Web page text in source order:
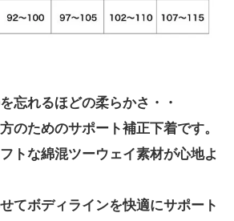
忘れるほどの柔らかさ・・
のためのサポート補正下着です。
トな綿混ツーウェイ素材が心地よ
てボディラインを快適にサポート